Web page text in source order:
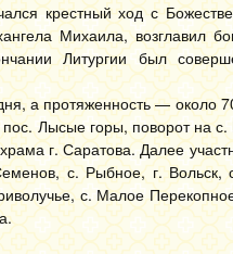
крестный ход с
Михаила, возглавил
Литургии был
а протяженность —
пос. Лысые горы, поворот
г. Саратова. Далее
с. Рыбное, г.
с. Малое